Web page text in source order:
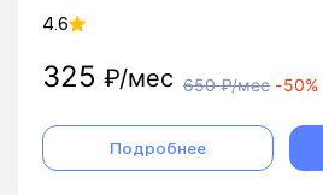
4.6
325 ₽/мес 650₽/мес -50%
Подробнее